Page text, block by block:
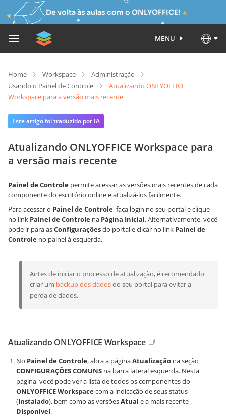
De volta às aulas com o ONLYOFFICE!
MENU
Home Workspace
Administração
Usando o Painel de Controle
Atualizando ONLYOFFICE
Workspace para a versão mais recente
Este artigo foi traduzido por IA
Atualizando ONLYOFFICE Workspace para
a versão mais recente
Painel de Controle permite acessar as versões mais recentes de cada
componente do escritório online e atualizá-los facilmente.
Para acessar o Painel de Controle, faça login no seu portal e clique
no link Painel de Controle na Página Inicial. Alternativamente, você
pode ir para asConfiguraçõesdo portal e clicar no link Painel de
Controle no painel à esquerda.
Antes de iniciar o processo de atualização, é recomendado
criar um backup dos dadosdo seu portal para evitar a
perda de dados.
Atualizando ONLYOFFICE Workspace
No Painel de Controle, abra a páginaAtualização na seção
CONFIGURAÇÕES COMUNS na barra lateral esquerda. Nesta
página, você pode ver a lista de todos os componentes do
ONLYOFFICE Workspacecom a indicação de seus status
(Instalado), bem como as versõesAtual e a mais recente
Disponível.